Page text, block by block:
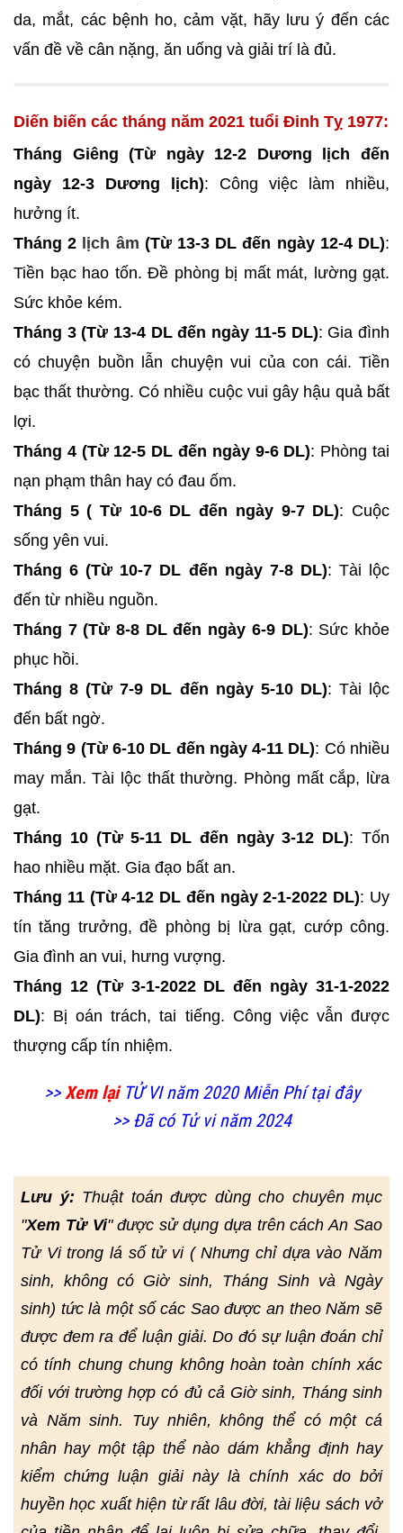
da, mắt, các bệnh ho, cảm vặt, hãy lưu ý đến các
vấn đề về cân nặng, ăn uống và giải trí là đủ.
Diến biến các tháng năm 2021 tuổi Đinh Tỵ 1977:
Tháng Giêng (Từ ngày 12-2 Dương lịch đến
ngày 12-3 Dương lịch): Công việc làm nhiều,
hưởng ít.
Tháng 2 lịch âm (Từ 13-3 DL đến ngày 12-4 DL):
Tiền bạc hao tốn. Đề phòng bị mất mát, lường gạt.
Sức khỏe kém.
Tháng 3 (Từ 13-4 DL đến ngày 11-5 DL): Gia đình
có chuyện buồn lẫn chuyện vui của con cái. Tiền
bạc thất thường. Có nhiều cuộc vui gây hậu quả bất
lợi.
Tháng 4 (Từ 12-5 DL đến ngày 9-6 DL): Phòng tai
nạn phạm thân hay có đau ốm.
Tháng 5 ( Từ 10-6 DL đến ngày 9-7 DL): Cuộc
sống yên vui.
Tháng 6 (Từ 10-7 DL đến ngày 7-8 DL): Tài lộc
đến từ nhiều nguồn.
Tháng 7 (Từ 8-8 DL đến ngày 6-9 DL): Sức khỏe
phục hồi.
Tháng 8 (Từ 7-9 DL đến ngày 5-10 DL): Tài lộc
đến bất ngờ.
Tháng 9 (Từ 6-10 DL đến ngày 4-11 DL): Có nhiều
may mắn. Tài lộc thất thường. Phòng mất cắp, lừa
gạt.
Tháng 10 (Từ 5-11 DL đến ngày 3-12 DL): Tốn
hao nhiều mặt. Gia đạo bất an.
Tháng 11 (Từ 4-12 DL đến ngày 2-1-2022 DL): Uy
tín tăng trưởng, đề phòng bị lừa gạt, cướp công.
Gia đình an vui, hưng vượng.
Tháng 12 (Từ 3-1-2022 DL đến ngày 31-1-2022
DL): Bị oán trách, tai tiếng. Công việc vẫn được
thượng cấp tín nhiệm.
>>Xem lạiTỬ VI năm 2020 Miễn Phí tại đây
>> Đã có Tử vi năm 2024
Lưu ý: Thuật toán được dùng cho chuyên mục
"Xem Tử Vi" được sử dụng dựa trên cách An Sao
Tử Vi trong lá số tử vi ( Nhưng chỉ dựa vào Năm
sinh, không có Giờ sinh, Tháng Sinh và Ngày
sinh) tức là một số các Sao được an theo Năm sẽ
được đem ra để luận giải. Do đó sự luận đoán chỉ
có tính chung chung không hoàn toàn chính xác
đối với trường hợp có đủ cả Giờ sinh, Tháng sinh
và Năm sinh. Tuy nhiên, không thể có một cá
nhân hay một tập thể nào dám khẳng định hay
kiểm chứng luận giải này là chính xác do bởi
huyền học xuất hiện từ rất lâu đời, tài liệu sách vở